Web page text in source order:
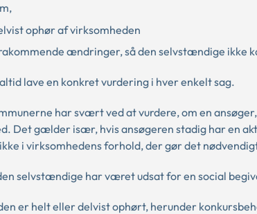
ophør af virksomheden
ændringer, så den selvstændige ikke
lave en konkret vurdering i hver enkelt sag.
har svært ved at vurdere, om en
Det gælder især, hvis ansøgeren stadig har en
i virksomhedens forhold, der gør det
selvstændige har været udsat for en social
er helt eller delvist ophørt, herunder